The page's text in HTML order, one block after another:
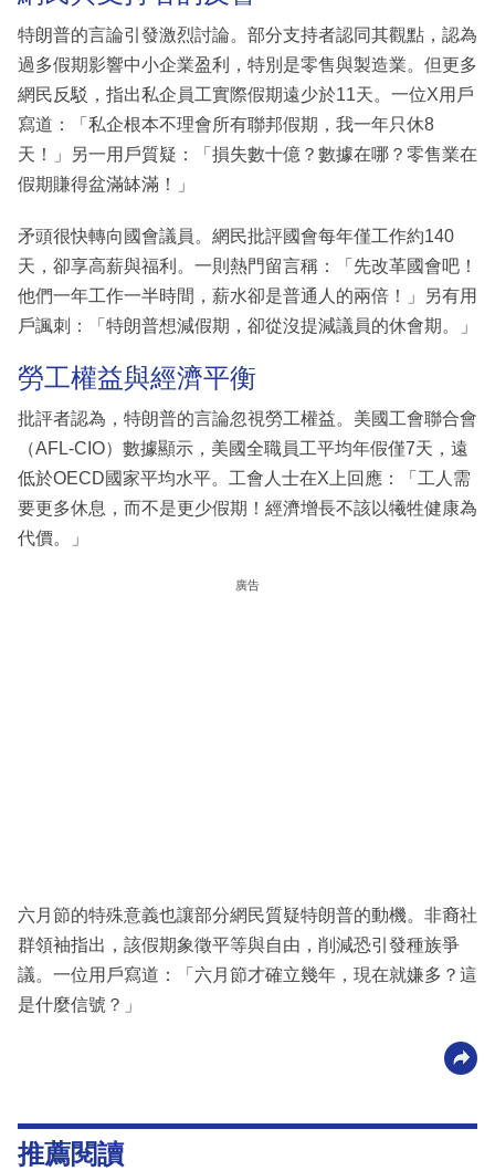
特朗普的言論引發激烈討論。部分支持者認同其觀點，認為
過多假期影響中小企業盈利，特別是零售與製造業。但更多
網民反駁，指出私企員工實際假期遠少於11天。一位X用戶
寫道：「私企根本不理會所有聯邦假期，我一年只休8
天！」另一用戶質疑：「損失數十億？數據在哪？零售業在
假期賺得盆滿缽滿！」
矛頭很快轉向國會議員。網民批評國會每年僅工作約140
天，卻享高薪與福利。一則熱門留言稱：「先改革國會吧！
他們一年工作一半時間，薪水卻是普通人的兩倍！」另有用
戶諷刺：「特朗普想減假期，卻從沒提減議員的休會期。」
勞工權益與經濟平衡
批評者認為，特朗普的言論忽視勞工權益。美國工會聯合會
（AFL-CIO）數據顯示，美國全職員工平均年假僅7天，遠
低於OECD國家平均水平。工會人士在X上回應：「工人需
要更多休息，而不是更少假期！經濟增長不該以犧牲健康為
代價。」
廣告
六月節的特殊意義也讓部分網民質疑特朗普的動機。非裔社
群領袖指出，該假期象徵平等與自由，削減恐引發種族爭
議。一位用戶寫道：「六月節才確立幾年，現在就嫌多？這
是什麼信號？」
推薦閱讀